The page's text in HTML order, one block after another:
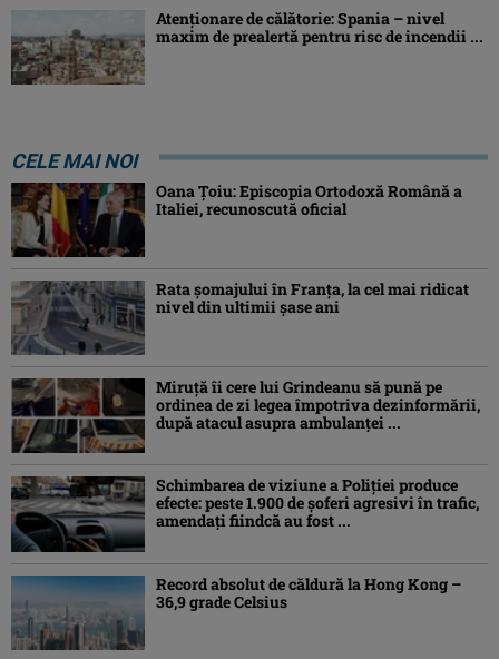
Atenţionare de călătorie: Spania – nivel
maxim de prealertă pentru risc de incendii ...
CELE MAI NOI
Oana Ţoiu: Episcopia Ortodoxă Română a
Italiei, recunoscută oficial
Rata şomajului în Franța, la cel mai ridicat
nivel din ultimii şase ani
Miruţă îi cere lui Grindeanu să pună pe
ordinea de zi legea împotriva dezinformării,
după atacul asupra ambulanței ...
Schimbarea de viziune a Poliţiei produce
efecte: peste 1.900 de şoferi agresivi în trafic,
amendaţi fiindcă au fost ...
Record absolut de căldură la Hong Kong –
36,9 grade Celsius